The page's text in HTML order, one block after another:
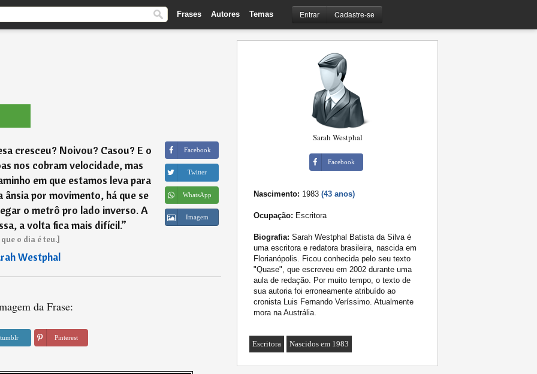
Frases Autores Temas Entrar Cadastre-se
cresceu? Noivou? Casou? E o
nos cobram velocidade, mas
em que estamos leva para
ânsia por movimento, há que se
o metrô pro lado inverso. A
a volta fica mais difícil.”
o dia é teu.]
Westphal
Facebook
Twitter
WhatsApp
Imagem
da Frase:
tumblr Pinterest
Sarah Westphal
Facebook
Nascimento: 1983 (43 anos)
Ocupação: Escritora
Biografia: Sarah Westphal Batista da Silva é
uma escritora e redatora brasileira, nascida em
Florianópolis. Ficou conhecida pelo seu texto
"Quase", que escreveu em 2002 durante uma
aula de redação. Por muito tempo, o texto de
sua autoria foi erroneamente atribuído ao
cronista Luis Fernando Veríssimo. Atualmente
mora na Austrália.
Escritora Nascidos em 1983